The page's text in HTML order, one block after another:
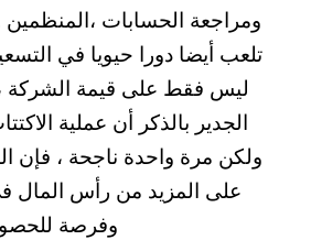
ومراجعة الحسابات ،المنظمين .
تلعب أيضا دورا حيويا في
ليس فقط على قيمة الشركة
الجدير بالذكر أن عملية
ولكن مرة واحدة ناجحة ،
على المزيد من رأس المال
وفرصة